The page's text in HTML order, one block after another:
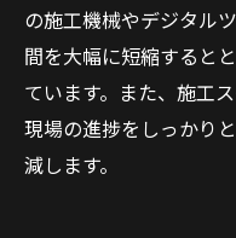
の施工機械やデジタル
間を大幅に短縮すると
ています。また、施工
現場の進捗をしっかり
減します。